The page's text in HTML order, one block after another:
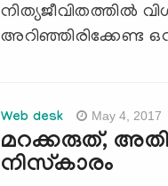
നിത്യജീവിതത്തില്‍
അറിഞ്ഞിരിക്കേണ്ട
Web desk May 4, 2017
മറക്കരുത്,
നിസ്‌കാരം